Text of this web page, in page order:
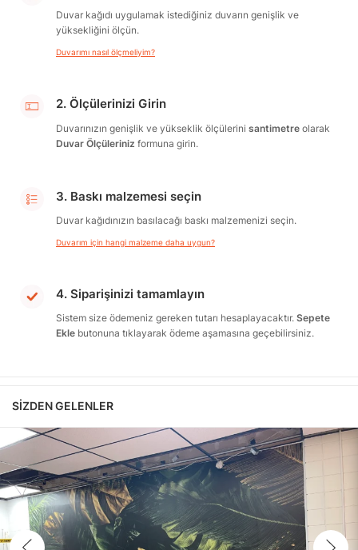
Duvar kağıdı uygulamak istediğiniz duvarın genişlik ve
yüksekliğini ölçün.
Duvarımı nasıl ölçmeliyim?
2. Ölçülerinizi Girin
Duvarınızın genişlik ve yükseklik ölçülerini santimetre olarak
Duvar Ölçüleriniz formuna girin.
3. Baskı malzemesi seçin
Duvar kağıdınızın basılacağı baskı malzemenizi seçin.
Duvarım için hangi malzeme daha uygun?
4. Siparişinizi tamamlayın
Sistem size ödemeniz gereken tutarı hesaplayacaktır. Sepete
Ekle butonuna tıklayarak ödeme aşamasına geçebilirsiniz.
SIZDEN GELENLER